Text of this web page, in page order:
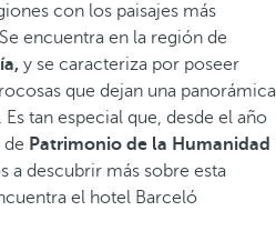
con los paisajes más
encuentra en la región de
y se caracteriza por poseer
que dejan una panorámica
tan especial que, desde el año
de Patrimonio de la Humanidad
a descubrir más sobre esta
el hotel Barceló